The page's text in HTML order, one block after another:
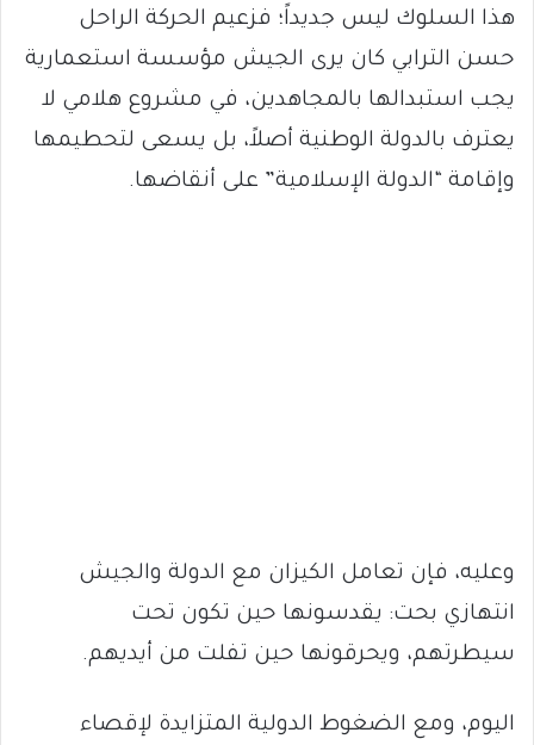
هذا السلوك ليس جديداً؛ فزعيم الحركة الراحل
حسن الترابي كان يرى الجيش مؤسسة استعمارية
يجب استبدالها بالمجاهدين، في مشروع هلامي لا
يعترف بالدولة الوطنية أصلاً، بل يسعى لتحطيمها
وإقامة “الدولة الإسلامية” على أنقاضها.
وعليه، فإن تعامل الكيزان مع الدولة والجيش
انتهازي بحت: يقدسونها حين تكون تحت
سيطرتهم، ويحرقونها حين تفلت من أيديهم.
اليوم، ومع الضغوط الدولية المتزايدة لإقصاء